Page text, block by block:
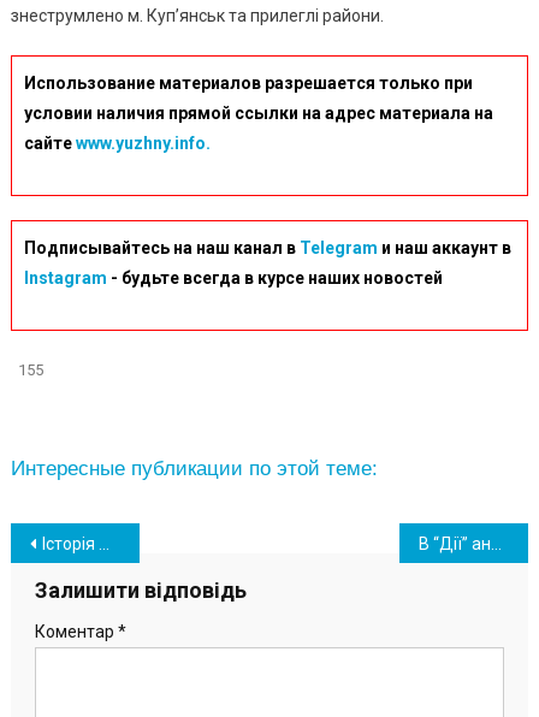
знеструмлено м. Куп’янськ та прилеглі райони.
Использование материалов разрешается только при
условии наличия прямой ссылки на адрес материала на
сайтеwww.yuzhny.info.
Подписывайтесь на наш канал в Telegram и наш аккаунт в
Instagram - будьте всегда в курсе наших новостей
155
Интересные публикации по этой теме:
Навігація
записів
Історія ОПЗ: 44 роки тому засновано воєнізовану пожежну частину з охорони підприємства (фото) В “Дії” анонсували шість нових сервісів
Залишити відповідь
Коментар *